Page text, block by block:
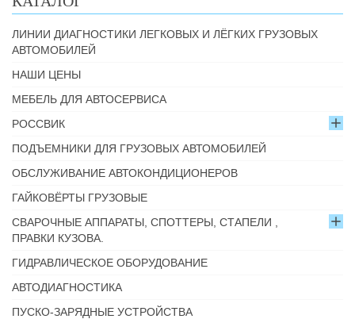
ЛИНИИ ДИАГНОСТИКИ ЛЕГКОВЫХ И ЛЁГКИХ ГРУЗОВЫХ
АВТОМОБИЛЕЙ
НАШИ ЦЕНЫ
МЕБЕЛЬ ДЛЯ АВТОСЕРВИСА
РОССВИК
ПОДЪЕМНИКИ ДЛЯ ГРУЗОВЫХ АВТОМОБИЛЕЙ
ОБСЛУЖИВАНИЕ АВТОКОНДИЦИОНЕРОВ
ГАЙКОВЁРТЫ ГРУЗОВЫЕ
СВАРОЧНЫЕ АППАРАТЫ, СПОТТЕРЫ, СТАПЕЛИ ,
ПРАВКИ КУЗОВА.
ГИДРАВЛИЧЕСКОЕ ОБОРУДОВАНИЕ
АВТОДИАГНОСТИКА
ПУСКО-ЗАРЯДНЫЕ УСТРОЙСТВА